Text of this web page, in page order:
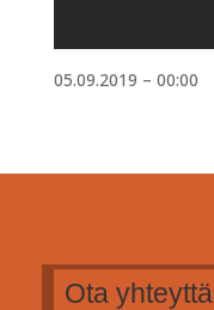
05.09.2019 – 00:00
Ota yhteyttä